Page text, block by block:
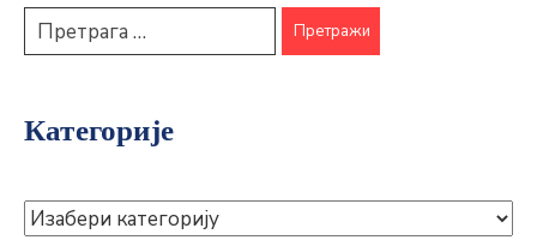
Категорије